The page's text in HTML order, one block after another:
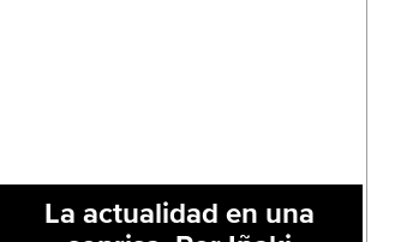
La actualidad en una